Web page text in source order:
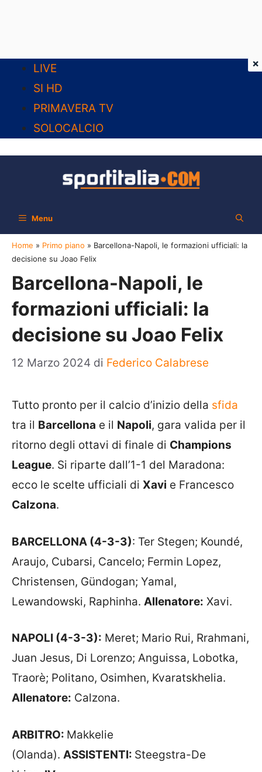
contenuto
LIVE
SI HD
PRIMAVERA TV
SOLOCALCIO
Menu
Home » Primo piano » Barcellona-Napoli, le formazioni ufficiali: la
decisione su Joao Felix
Barcellona-Napoli, le
formazioni ufficiali: la
decisione su Joao Felix
12 Marzo 2024 di Federico Calabrese
Tutto pronto per il calcio d’inizio della sfida
tra il Barcellona e il Napoli, gara valida per il
ritorno degli ottavi di finale di Champions
League. Si riparte dall’1-1 del Maradona:
ecco le scelte ufficiali di Xavi e Francesco
Calzona.
BARCELLONA (4-3-3): Ter Stegen; Koundé,
Araujo, Cubarsi, Cancelo; Fermin Lopez,
Christensen, Gündogan; Yamal,
Lewandowski, Raphinha. Allenatore: Xavi.
NAPOLI (4-3-3): Meret; Mario Rui, Rrahmani,
Juan Jesus, Di Lorenzo; Anguissa, Lobotka,
Traorè; Politano, Osimhen, Kvaratskhelia.
Allenatore: Calzona.
ARBITRO: Makkelie
(Olanda). ASSISTENTI: Steegstra-De
×